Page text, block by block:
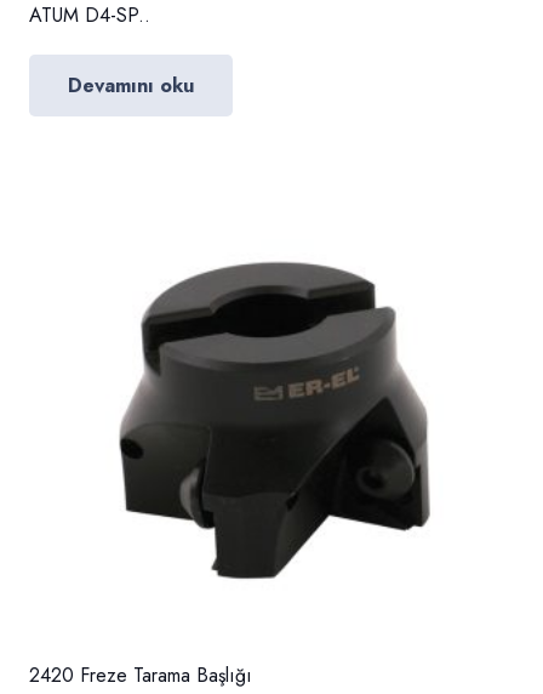
ATUM D4-SP..
Devamını oku
2420 Freze Tarama Başlığı